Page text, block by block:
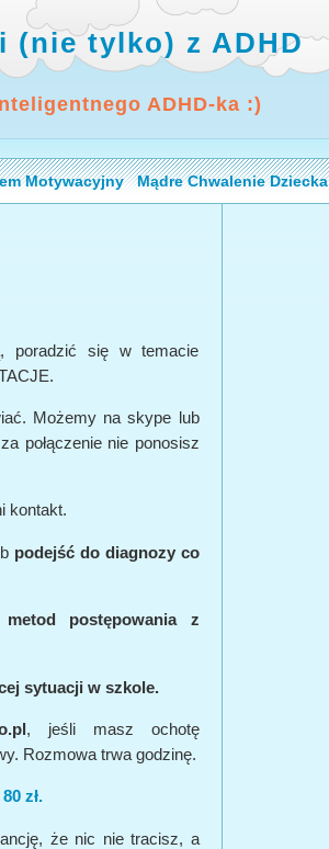
(nie tylko) z ADHD
ADHD-ka :)
Motywacyjny Mądre Chwalenie Dziecka
poradzić się w temacie
Możemy na skype lub
połączenie nie ponosisz
kontakt.
podejść do diagnozy co
metod postępowania z
sytuacji w szkole.
, jeśli masz ochotę
Rozmowa trwa godzinę.
zł.
że nic nie tracisz, a